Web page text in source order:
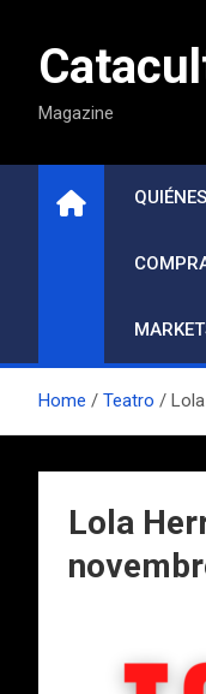
contenido
Magazine
Home Teatro
Lola